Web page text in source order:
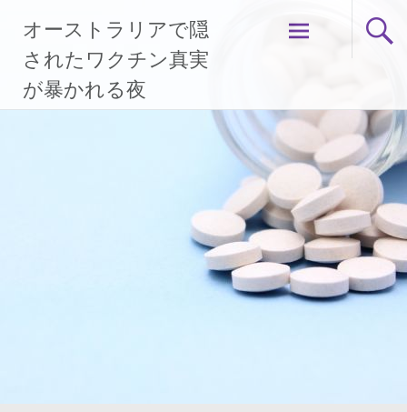
オーストラリアで隠
されたワクチン真実
が暴かれる夜